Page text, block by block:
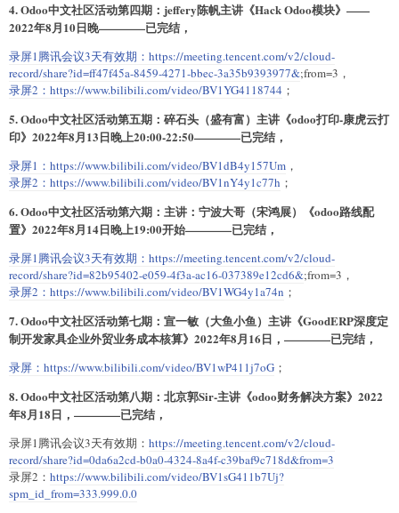
4. Odoo中文社区活动第四期：jeffery陈帆主讲《Hack Odoo模块》——
2022年8月10日晚————已完结，
录屏1腾讯会议3天有效期： https://meeting.tencent.com/v2/cloud-
record/share?id=ff47f45a-8459-4271-bbec-3a35b9393977&;from=3，
录屏2： https://www.bilibili.com/video/BV1YG4118744 ；
5. Odoo中文社区活动第五期：碎石头（盛有富）主讲《odoo打印-康虎云打
印》2022年8月13日晚上20:00-22:50————已完结，
录屏1： https://www.bilibili.com/video/BV1dB4y157Um ，
录屏2： https://www.bilibili.com/video/BV1nY4y1c77h ；
6. Odoo中文社区活动第六期：主讲：宁波大哥（宋鸿展）《odoo路线配
置》2022年8月14日晚上19:00开始————已完结，
录屏1腾讯会议3天有效期： https://meeting.tencent.com/v2/cloud-
record/share?id=82b95402-e059-4f3a-ac16-037389e12cd6&;from=3，
录屏2： https://www.bilibili.com/video/BV1WG4y1a74n ；
7. Odoo中文社区活动第七期：宣一敏（大鱼小鱼）主讲《GoodERP深度定
制开发家具企业外贸业务成本核算》2022年8月16日，————已完结，
录屏： https://www.bilibili.com/video/BV1wP411j7oG ；
8. Odoo中文社区活动第八期：北京郭Sir-主讲《odoo财务解决方案》2022
年8月18日，————已完结，
录屏1腾讯会议3天有效期： https://meeting.tencent.com/v2/cloud-
record/share?id=0da6a2cd-b0a0-4324-8a4f-c39baf9c718d&from=3
录屏2： https://www.bilibili.com/video/BV1sG411b7Uj?
spm_id_from=333.999.0.0